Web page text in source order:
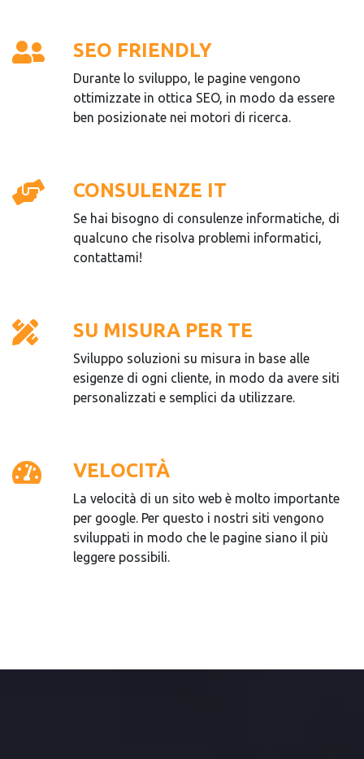
SEO FRIENDLY
Durante lo sviluppo, le pagine vengono
ottimizzate in ottica SEO, in modo da essere
ben posizionate nei motori di ricerca.
CONSULENZE IT
Se hai bisogno di consulenze informatiche, di
qualcuno che risolva problemi informatici,
contattami!
SU MISURA PER TE
Sviluppo soluzioni su misura in base alle
esigenze di ogni cliente, in modo da avere siti
personalizzati e semplici da utilizzare.
VELOCITÀ
La velocità di un sito web è molto importante
per google. Per questo i nostri siti vengono
sviluppati in modo che le pagine siano il più
leggere possibili.